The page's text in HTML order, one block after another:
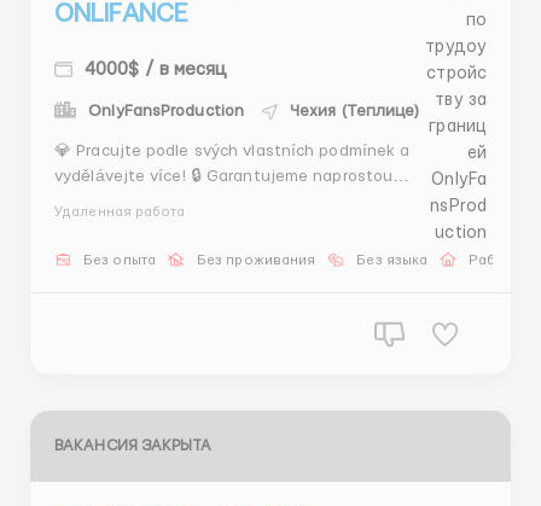
ONLIFANCE
4000$ / в месяц
OnlyFansProduction Чехия (Теплице)
💎 Pracujte podle svých vlastních podmínek a
vydělávejte více! 🔒 Garantujeme naprostou
bezpečnost. ⏰ Pracujte kdykoli, bez nutnosti vázat se
na kancelář! 🌎 Publikum z USA a dalších zemí nabízí
vynikajíc&iacu...
Удаленная работа
Без опыта Без проживания Без языка Работа
ВАКАНСИЯ ЗАКРЫТА